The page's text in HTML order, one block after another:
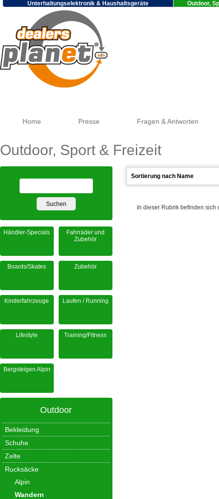
Unterhaltungselektronik & Haushaltsgeräte Outdoor,
Home Presse Fragen & Antworten
Outdoor, Sport & Freizeit
In dieser Rubrik befinden
Händler-Specials
Fahrräder und
Zubehör
Boards/Skates Zubehör
Kinderfahrzeuge Laufen / Running
Lifestyle Training/Fitness
Bergsteigen Alpin
Outdoor
Bekleidung
Schuhe
Zelte
Rucksäcke
Alpin
Wandern